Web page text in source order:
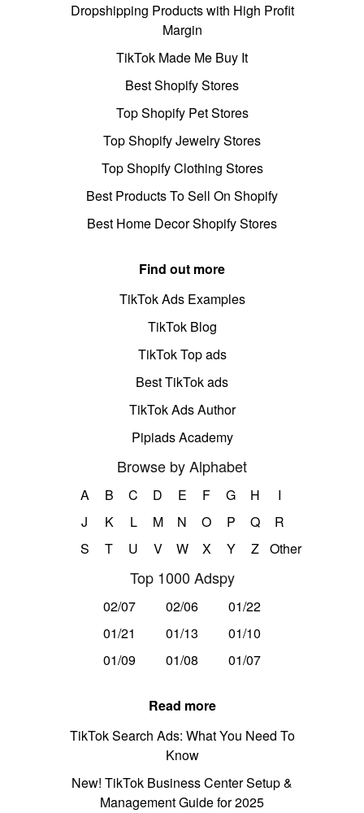
Dropshipping Products with High Profit
Margin
TikTok Made Me Buy It
Best Shopify Stores
Top Shopify Pet Stores
Top Shopify Jewelry Stores
Top Shopify Clothing Stores
Best Products To Sell On Shopify
Best Home Decor Shopify Stores
Find out more
TikTok Ads Examples
TikTok Blog
TikTok Top ads
Best TikTok ads
TikTok Ads Author
Pipiads Academy
Browse by Alphabet
A B C D E F G H
I
J
K L M N O P Q
R
S
T U V W X Y Z Other
Top 1000 Adspy
02/07 02/06
01/22
01/21
01/13
01/10
01/09
01/08 01/07
Read more
TikTok Search Ads: What You Need To
Know
New! TikTok Business Center Setup &
Management Guide for 2025